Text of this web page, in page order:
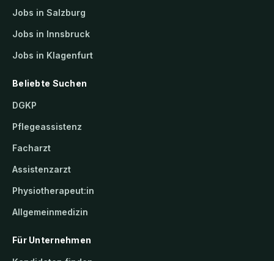
Jobs in Salzburg
Jobs in Innsbruck
Jobs in Klagenfurt
Beliebte Suchen
DGKP
Pflegeassistenz
Facharzt
Assistenzarzt
Physiotherapeut:in
Allgemeinmedizin
Für Unternehmen